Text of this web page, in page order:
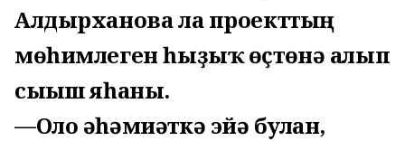
Алдырханова ла проекттың
мөһимлеген һыҙыҡ өҫтөнә алып
сығыш яһаны.
—Оло әһәмиәткә эйә булған,